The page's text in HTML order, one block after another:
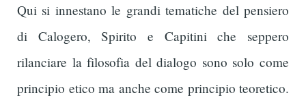
Qui si innestano le grandi tematiche del pensiero
di Calogero, Spirito e Capitini che seppero
rilanciare la filosofia del dialogo sono solo come
principio etico ma anche come principio teoretico.